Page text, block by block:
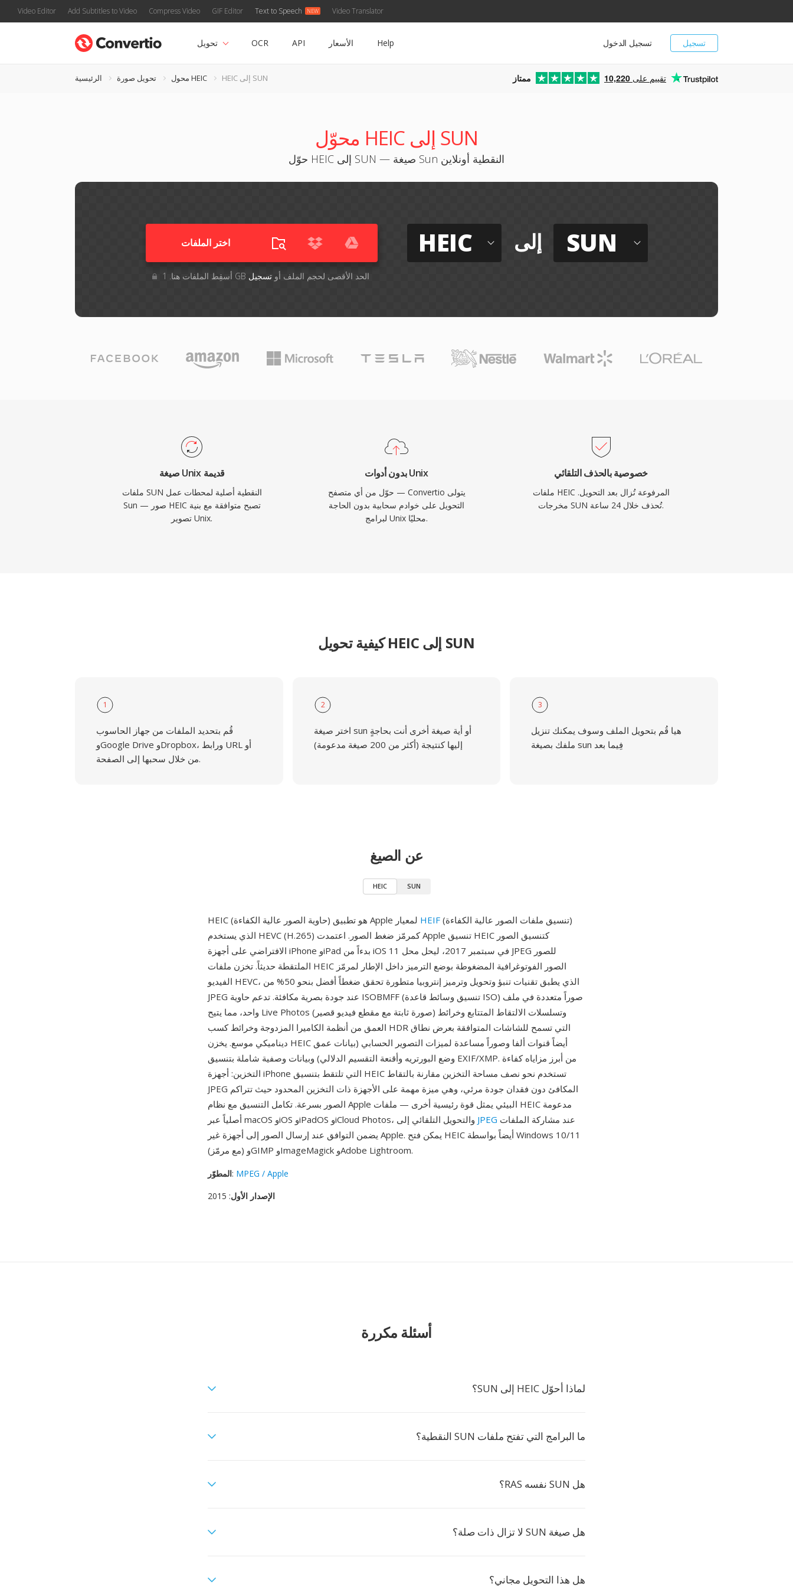
Video Editor Add Subtitles to Video Compress Video GIF Editor Text to Speech Video Translator
تسجيل تسجيل الدخول تحويل OCR API الأسعار Help
الرئيسية تحويل صورة محول HEIC HEIC إلى SUN ممتاز 10,220 تقييم على
محوّل HEIC إلى SUN
حوّل HEIC إلى SUN — صيغة Sun النقطية أونلاين
اختر الملفات
أسقِط الملفات هنا. 1 GB الحد الأقصى لحجم الملف أوتسجيل
HEIC إلى SUN
صيغة Unix قديمة
ملفات SUN النقطية أصلية لمحطات عمل
Sun — صور HEIC تصبح متوافقة مع بنية
تصوير Unix.
بدون أدوات Unix
حوّل من أي متصفح — Convertio يتولى
التحويل على خوادم سحابية بدون الحاجة
لبرامج Unix محليًا.
خصوصية بالحذف التلقائي
ملفات HEIC المرفوعة تُزال بعد التحويل.
مخرجات SUN تُحذف خلال 24 ساعة.
كيفية تحويل HEIC إلى SUN
1
قُم بتحديد الملفات من جهاز الحاسوب
وGoogle Drive وDropbox، ورابط URL أو
من خلال سحبها إلى الصفحة.
2
اختر صيغة sun أو أية صيغة أخرى أنت بحاجةٍ
إليها كنتيجة (أكثر من 200 صيغة مدعومة)
3
هيا قُم بتحويل الملف وسوف يمكنك تنزيل
ملفك بصيغة sun فِيما بعد
عن الصيغ
HEIC SUN
HEIF (تنسيق ملفات الصور عالية الكفاءة)
الذي يستخدم HEVC (H.265) كمرمّز ضغط الصور. اعتمدت Apple تنسيق HEIC كتنسيق الصور
الافتراضي على أجهزة iPhone وiPad بدءاً من iOS 11 في سبتمبر 2017، ليحل محل JPEG للصور
الملتقطة حديثاً. تخزن ملفات HEIC الصور الفوتوغرافية المضغوطة بوضع الترميز داخل الإطار لمرمّز
الفيديو HEVC، الذي يطبق تقنيات تنبؤ وتحويل وترميز إنتروبيا متطورة تحقق ضغطاً أفضل بنحو 50% من
JPEG عند جودة بصرية مكافئة. تدعم حاوية ISOBMFF (تنسيق وسائط قاعدة ISO) صوراً متعددة في ملف
واحد، مما يتيح Live Photos (صورة ثابتة مع مقطع فيديو قصير) وتسلسلات الالتقاط المتتابع وخرائط
العمق من أنظمة الكاميرا المزدوجة وخرائط كسب HDR التي تسمح للشاشات المتوافقة بعرض نطاق
ديناميكي موسع. يخزن HEIC أيضاً قنوات ألفا وصوراً مساعدة لميزات التصوير الحسابي (بيانات عمق
وضع البورتريه وأقنعة التقسيم الدلالي) وبيانات وصفية شاملة بتنسيق EXIF/XMP. من أبرز مزاياه كفاءة
التخزين: أجهزة iPhone التي تلتقط بتنسيق HEIC تستخدم نحو نصف مساحة التخزين مقارنة بالتقاط
JPEG المكافئ دون فقدان جودة مرئي، وهي ميزة مهمة على الأجهزة ذات التخزين المحدود حيث تتراكم
الصور بسرعة. تكامل التنسيق مع نظام Apple البيئي يمثل قوة رئيسية أخرى — ملفات HEIC مدعومة
JPEG
يضمن التوافق عند إرسال الصور إلى أجهزة غير Apple. يمكن فتح HEIC أيضاً بواسطة Windows 10/11
(مع مرمّز) وGIMP وImageMagick وAdobe Lightroom.
المطوّر: MPEG / Apple
الإصدار الأول: 2015
أسئلة مكررة
لماذا أحوّل HEIC إلى SUN؟
ما البرامج التي تفتح ملفات SUN النقطية؟
هل SUN نفسه RAS؟
هل صيغة SUN لا تزال ذات صلة؟
هل هذا التحويل مجاني؟